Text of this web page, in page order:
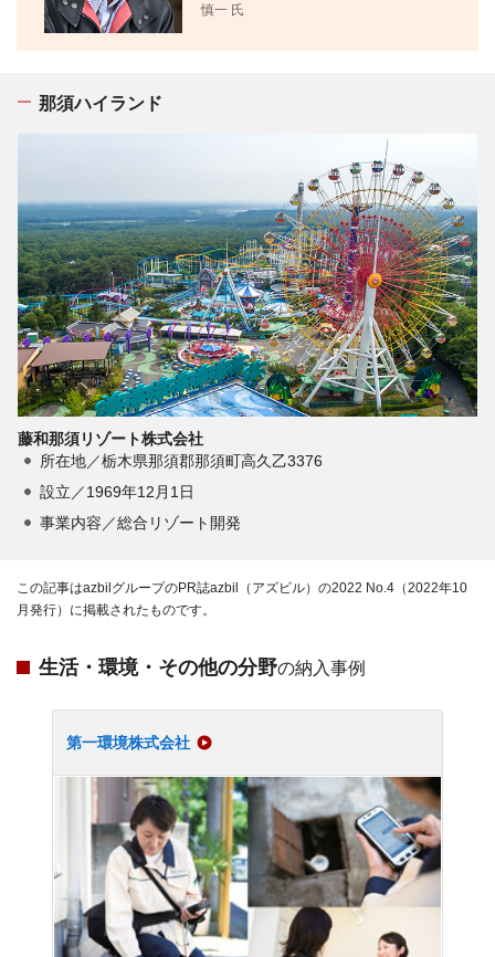
慎一 氏
那須ハイランド
藤和那須リゾート株式会社
所在地／栃木県那須郡那須町高久乙3376
設立／1969年12月1日
事業内容／総合リゾート開発
この記事はazbilグループのPR誌azbil（アズビル）の2022 No.4（2022年10
月発行）に掲載されたものです。
生活・環境・その他の分野の納入事例
第一環境株式会社